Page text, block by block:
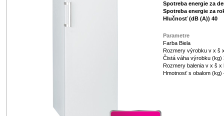
Spotreba energie za
Spotreba energie za
Hlučnosť (dB (A)) 40
Parametre
Farba Biela
Rozmery výrobku v x š
Čistá váha výrobku (kg)
Rozmery balenia v x š x
Hmotnosť s obalom (kg)